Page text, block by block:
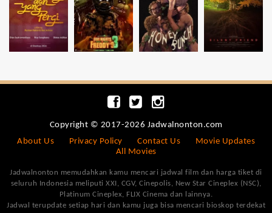
Copyright © 2017-2026 Jadwalnonton.com
About Us
Privacy Policy Contact Us
Movie Updates
All Movies
Jadwalnonton memudahkan kamu mencari jadwal film dan harga tiket di
seluruh Indonesia meliputi XXI, CGV, Cinepolis, New Star Cineplex (NSC),
Platinum Cineplex, FLIX Cinema dan lainnya.
Jadwal terupdate setiap hari dan kamu juga bisa mencari bioskop terdekat